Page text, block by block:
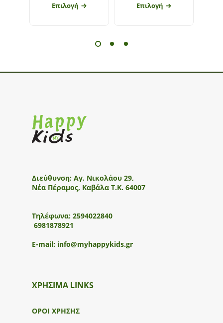
Επιλογή Επιλογή
Διεύθυνση: Αγ. Νικολάου 29,
Νέα Πέραμος, Καβάλα Τ.Κ. 64007
Τηλέφωνα: 2594022840
6981878921
E-mail: info@myhappykids.gr
ΧΡΗΣΙΜΑ LINKS
ΟΡΟΙ ΧΡΗΣΗΣ